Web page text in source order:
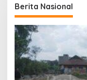
Berita Nasional